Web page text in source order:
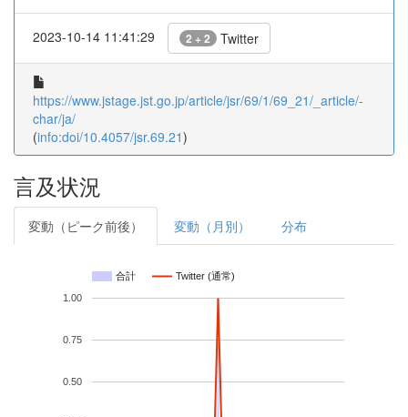
2023-10-14 11:41:29 2 + 2 Twitter
https://www.jstage.jst.go.jp/article/jsr/69/1/69_21/_article/-
char/ja/
(info:doi/10.4057/jsr.69.21)
言及状況
変動（ピーク前後） 変動（月別） 分布
合計 Twitter (通常)
0.50
0.75
1.00